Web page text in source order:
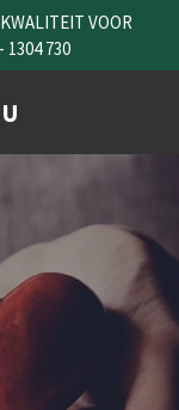
VOOR
1304 730